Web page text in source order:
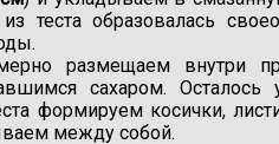
теста образовалась
размещаем внутри
сахаром.
формируем косички,
между собой.